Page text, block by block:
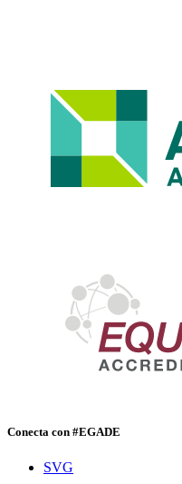
Conecta con #EGADE
SVG